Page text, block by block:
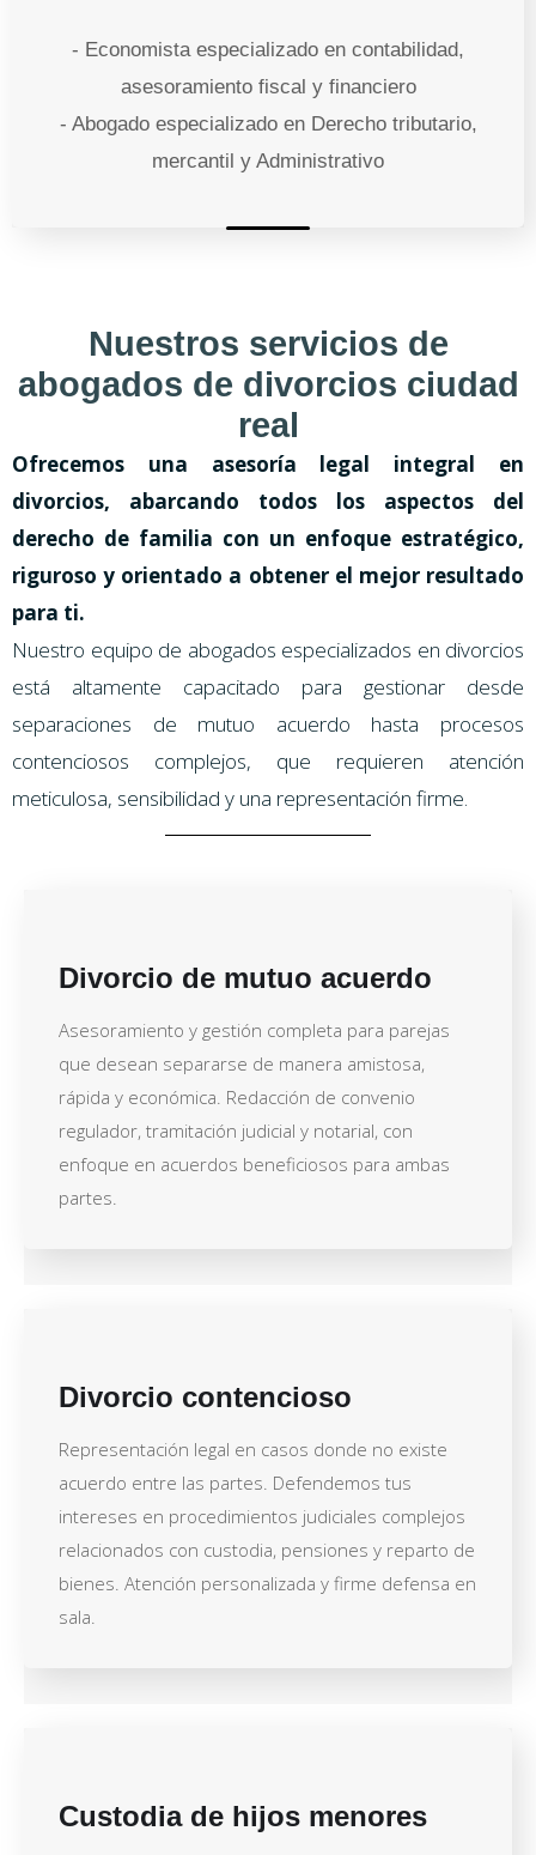
- Economista especializado en contabilidad,
asesoramiento fiscal y financiero
- Abogado especializado en Derecho tributario,
mercantil y Administrativo
Nuestros servicios de
abogados de divorcios ciudad
real
Ofrecemos una asesoría legal integral en
divorcios, abarcando todos los aspectos del
derecho de familia con un enfoque estratégico,
riguroso y orientado a obtener el mejor resultado
para ti.
Nuestro equipo de abogados especializados en divorcios
está altamente capacitado para gestionar desde
separaciones de mutuo acuerdo hasta procesos
contenciosos complejos, que requieren atención
meticulosa, sensibilidad y una representación firme.
Divorcio de mutuo acuerdo
Asesoramiento y gestión completa para parejas
que desean separarse de manera amistosa,
rápida y económica. Redacción de convenio
regulador, tramitación judicial y notarial, con
enfoque en acuerdos beneficiosos para ambas
partes.
Divorcio contencioso
Representación legal en casos donde no existe
acuerdo entre las partes. Defendemos tus
intereses en procedimientos judiciales complejos
relacionados con custodia, pensiones y reparto de
bienes. Atención personalizada y firme defensa en
sala.
Custodia de hijos menores